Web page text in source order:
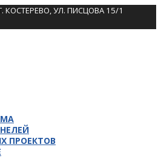
КОСТЕРЕВО, УЛ. ПИСЦОВА 15/1
ПРОЕКТОВ